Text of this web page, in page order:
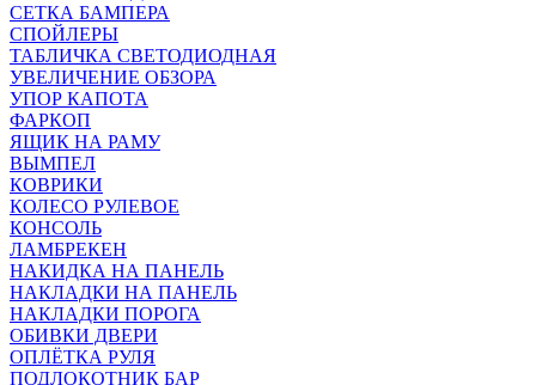
СЕТКА БАМПЕРА
СПОЙЛЕРЫ
ТАБЛИЧКА СВЕТОДИОДНАЯ
УВЕЛИЧЕНИЕ ОБЗОРА
УПОР КАПОТА
ФАРКОП
ЯЩИК НА РАМУ
ВЫМПЕЛ
КОВРИКИ
КОЛЕСО РУЛЕВОЕ
КОНСОЛЬ
ЛАМБРЕКЕН
НАКИДКА НА ПАНЕЛЬ
НАКЛАДКИ НА ПАНЕЛЬ
НАКЛАДКИ ПОРОГА
ОБИВКИ ДВЕРИ
ОПЛЁТКА РУЛЯ
ПОДЛОКОТНИК БАР